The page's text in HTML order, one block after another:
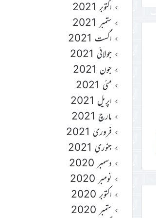
اکتوبر 2021
ستمبر 2021
اگست 2021
جولائی 2021
جون 2021
مئی 2021
اپریل 2021
مارچ 2021
فروری 2021
جنوری 2021
دسمبر 2020
نومبر 2020
اکتوبر 2020
ستمبر 2020